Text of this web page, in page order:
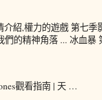
紹,權力的遊戲 第七季
的精神角落 ... 冰血暴
觀看指南 | 天 …